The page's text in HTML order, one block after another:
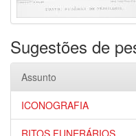
Sugestões de
Assunto
ICONOGRAFIA
RITOS FUNERÁRIOS